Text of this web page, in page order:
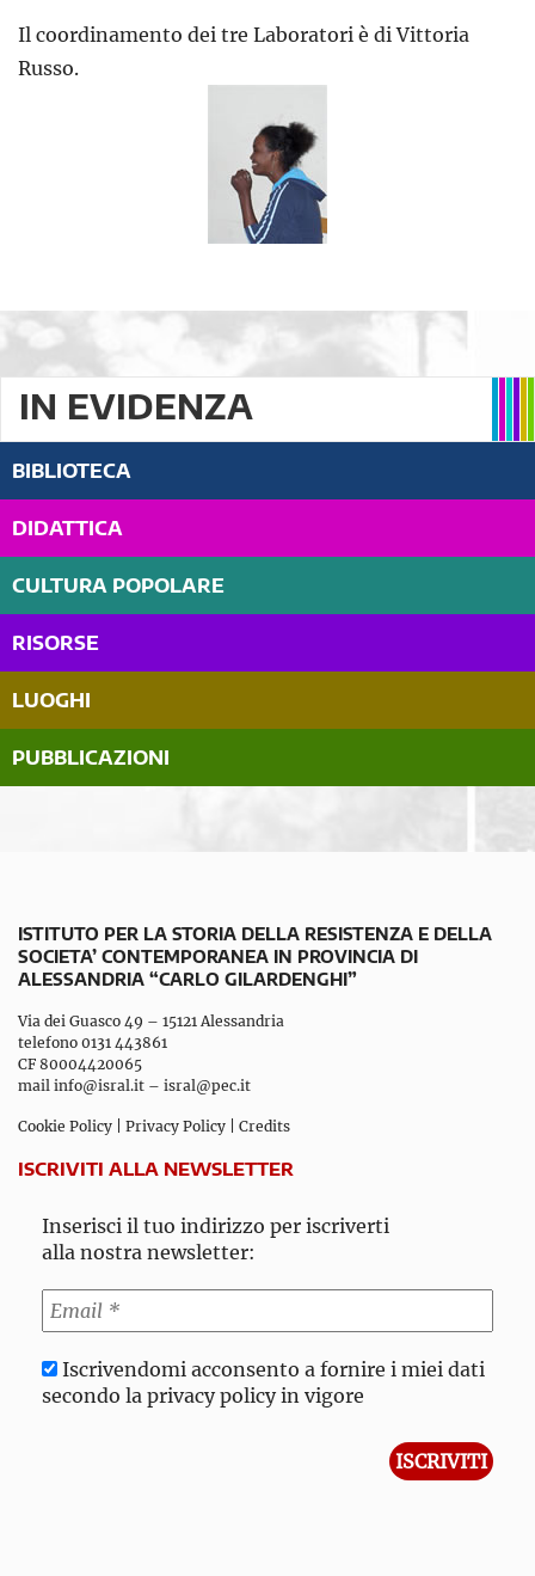
Il coordinamento dei tre Laboratori è di Vittoria
Russo.
IN EVIDENZA
BIBLIOTECA
DIDATTICA
CULTURA POPOLARE
RISORSE
LUOGHI
PUBBLICAZIONI
ISTITUTO PER LA STORIA DELLA RESISTENZA E DELLA
SOCIETA’ CONTEMPORANEA IN PROVINCIA DI
ALESSANDRIA “CARLO GILARDENGHI”
Via dei Guasco 49 – 15121 Alessandria
telefono 0131 443861
CF 80004420065
mail info@isral.it – isral@pec.it
Cookie Policy Privacy Policy Credits
ISCRIVITI ALLA NEWSLETTER
Inserisci il tuo indirizzo per iscriverti
alla nostra newsletter:
Iscrivendomi acconsento a fornire i miei dati
secondo la privacy policy in vigore